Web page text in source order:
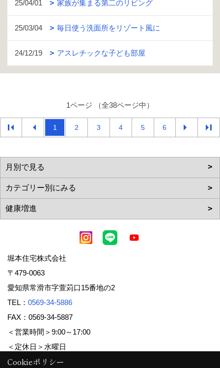
25/04/01 家族が集まる第二のリビング
25/03/04 毎日使う洗面所をリゾート風に
24/12/19 アスレチックな子ども部屋
1ページ （全38ページ中）
1 2 3 4 5 6
堀本住宅株式会社
〒479-0063
愛知県常滑市字萱苅口15番地の2
TEL： 0569-34-5886
FAX：0569-34-5887
＜営業時間＞9:00～17:00
＜定休日＞水曜日
Cookieポリシー